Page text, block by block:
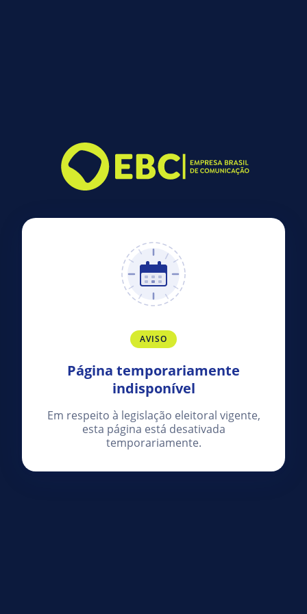
AVISO
Página temporariamente
indisponível
Em respeito à legislação eleitoral vigente,
esta página está desativada
temporariamente.